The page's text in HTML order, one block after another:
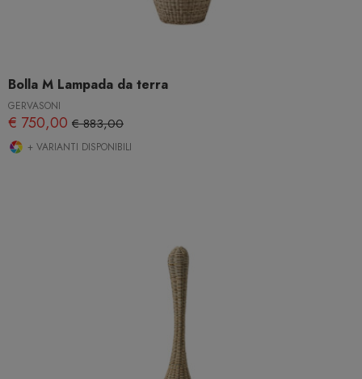
Bolla M Lampada da terra
GERVASONI
€ 750,00 € 883,00
+ VARIANTI DISPONIBILI